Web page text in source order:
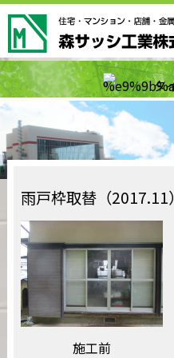
雨戸枠取替（2017.11）
施工前